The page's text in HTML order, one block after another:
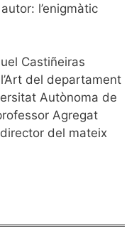
l’enigmàtic
Castiñeiras
del departament
Autònoma de
Agregat
del mateix